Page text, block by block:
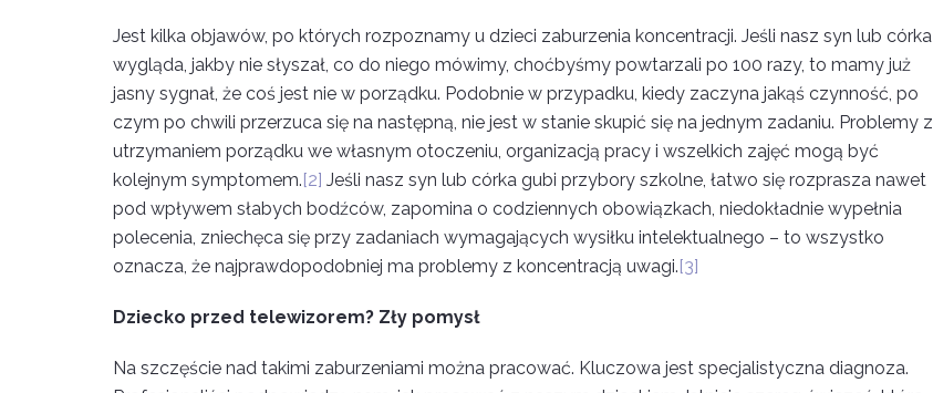
Jest kilka objawów, po których rozpoznamy u dzieci zaburzenia koncentracji. Jeśli nasz syn lub córka
wygląda, jakby nie słyszał, co do niego mówimy, choćbyśmy powtarzali po 100 razy, to mamy już
jasny sygnał, że coś jest nie w porządku. Podobnie w przypadku, kiedy zaczyna jakąś czynność, po
czym po chwili przerzuca się na następną, nie jest w stanie skupić się na jednym zadaniu. Problemy z
utrzymaniem porządku we własnym otoczeniu, organizacją pracy i wszelkich zajęć mogą być
kolejnym symptomem.[2] Jeśli nasz syn lub córka gubi przybory szkolne, łatwo się rozprasza nawet
pod wpływem słabych bodźców, zapomina o codziennych obowiązkach, niedokładnie wypełnia
polecenia, zniechęca się przy zadaniach wymagających wysiłku intelektualnego – to wszystko
oznacza, że najprawdopodobniej ma problemy z koncentracją uwagi.[3]
Dziecko przed telewizorem? Zły pomysł
Na szczęście nad takimi zaburzeniami można pracować. Kluczowa jest specjalistyczna diagnoza.